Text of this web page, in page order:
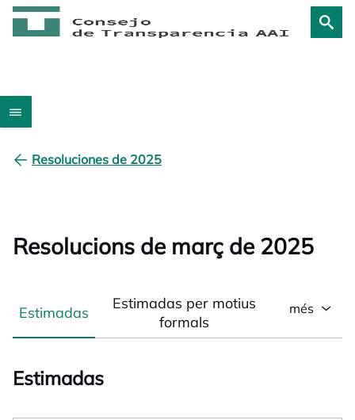
Resoluciones de 2025
Resolucions de març de 2025
Estimadas
Estimadas per motius
formals
més
Estimadas